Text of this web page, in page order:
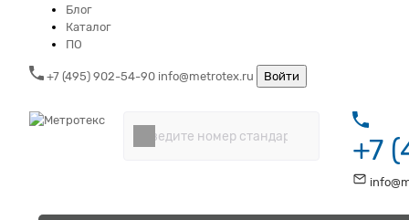
Блог
Каталог
ПО
+7 (495) 902-54-90 info@metrotex.ru Войти
+7